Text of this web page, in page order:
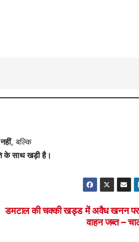
, बल्कि
के साथ खड़ी है।
डमटाल की चक्की खड्ड में अवैध खनन पर
वाहन जब्त –